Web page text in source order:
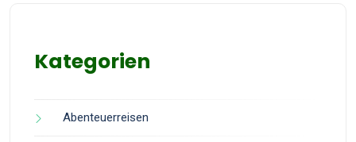
Kategorien
Abenteuerreisen